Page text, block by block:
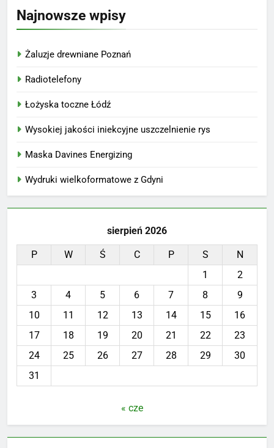
Najnowsze wpisy
Żaluzje drewniane Poznań
Radiotelefony
Łożyska toczne Łódź
Wysokiej jakości iniekcyjne uszczelnienie rys
Maska Davines Energizing
Wydruki wielkoformatowe z Gdyni
sierpień 2026
P W Ś C P S
N
1
2
3
4 5 6 7 8
9
10
11 12 13 14 15
16
17
18 19 20 21 22
23
24
25 26 27 28 29
30
31
« cze